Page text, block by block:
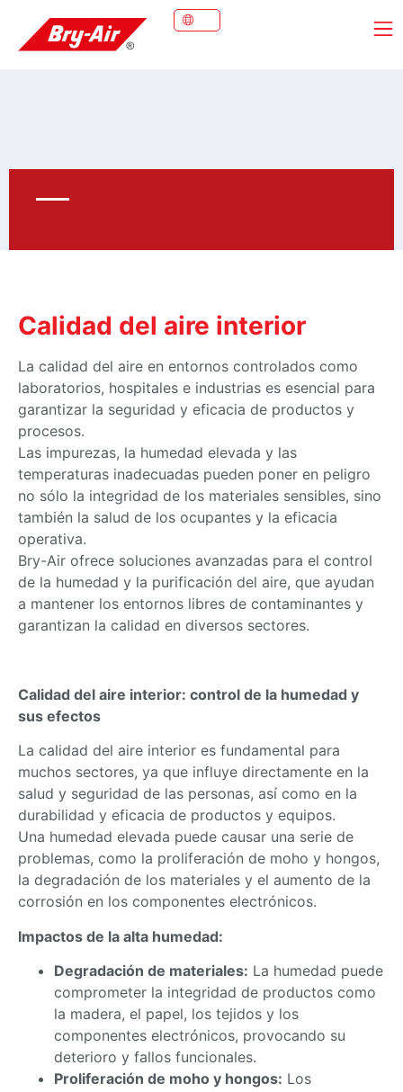
Calidad del aire interior
La calidad del aire en entornos controlados como
laboratorios, hospitales e industrias es esencial para
garantizar la seguridad y eficacia de productos y
procesos.
Las impurezas, la humedad elevada y las
temperaturas inadecuadas pueden poner en peligro
no sólo la integridad de los materiales sensibles, sino
también la salud de los ocupantes y la eficacia
operativa.
Bry-Air ofrece soluciones avanzadas para el control
de la humedad y la purificación del aire, que ayudan
a mantener los entornos libres de contaminantes y
garantizan la calidad en diversos sectores.
Calidad del aire interior: control de la humedad y
sus efectos
La calidad del aire interior es fundamental para
muchos sectores, ya que influye directamente en la
salud y seguridad de las personas, así como en la
durabilidad y eficacia de productos y equipos.
Una humedad elevada puede causar una serie de
problemas, como la proliferación de moho y hongos,
la degradación de los materiales y el aumento de la
corrosión en los componentes electrónicos.
Impactos de la alta humedad:
Degradación de materiales: La humedad puede
comprometer la integridad de productos como
la madera, el papel, los tejidos y los
componentes electrónicos, provocando su
deterioro y fallos funcionales.
Proliferación de moho y hongos: Los